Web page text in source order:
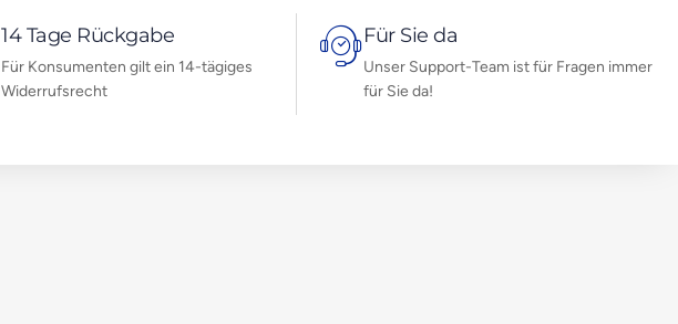
14 Tage Rückgabe
Für Konsumenten gilt ein 14-tägiges
Widerrufsrecht
Für Sie da
Unser Support-Team ist für Fragen immer
für Sie da!